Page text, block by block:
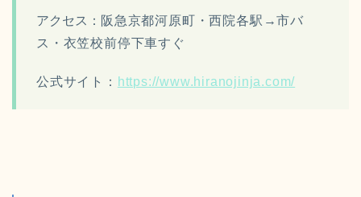
アクセス： 阪急京都河原町・西院各駅→市バ
ス・衣笠校前停下車すぐ
公式サイト： https://www.hiranojinja.com/